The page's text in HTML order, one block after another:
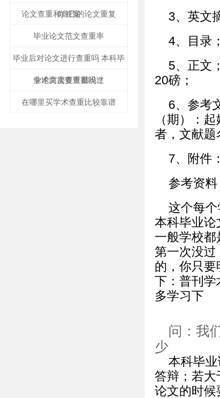
你答案
论文查重和自己的论文重复
毕业论文范文查重率
毕业后对论文进行查重吗 本科毕
业论文需要查重吗？
学术两次查重都没过
在哪里买学术查重比较靠谱
3、英文
4、目录
5、正文
20磅；
6、参考
（期）：
者，文献
7、附件
参考资
这个每
本科毕业论
一般学校
第一次没
的，你只
下：普刊学
多学习下
问：我
少
本科毕
答辩；若
论文的时候